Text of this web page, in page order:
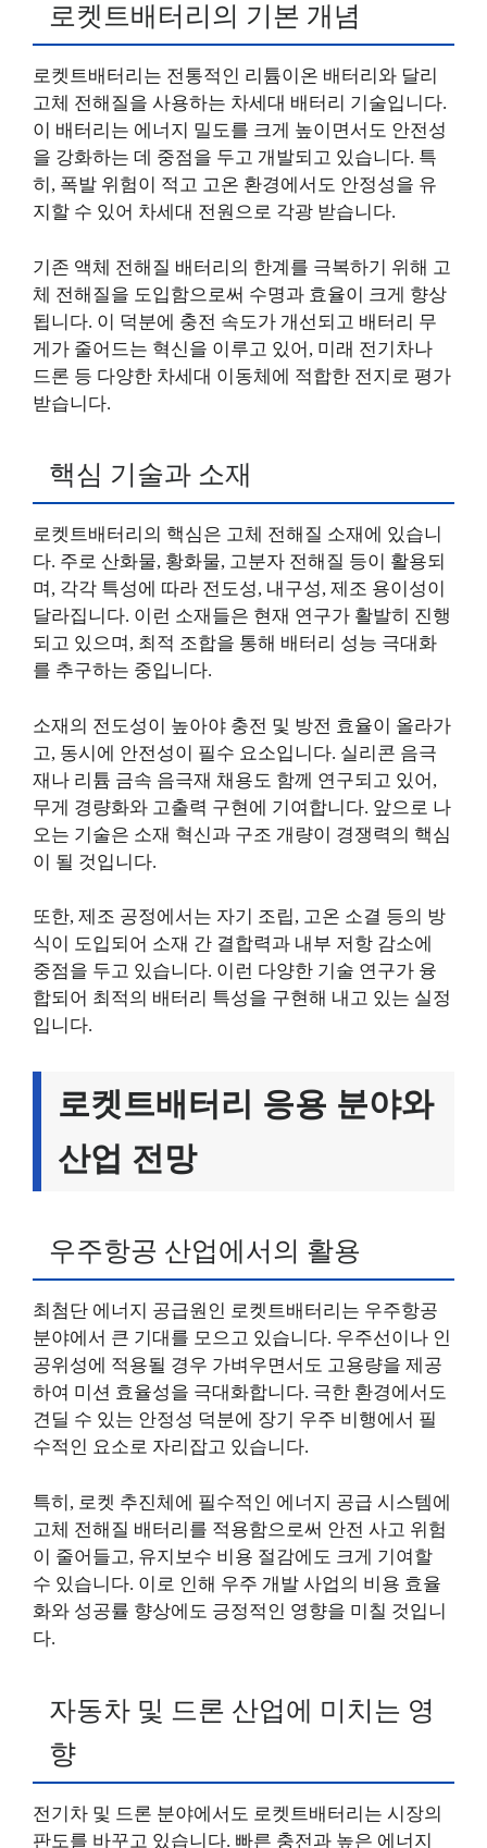
로켓트배터리의 기본 개념
로켓트배터리는 전통적인 리튬이온 배터리와 달리
고체 전해질을 사용하는 차세대 배터리 기술입니다.
이 배터리는 에너지 밀도를 크게 높이면서도 안전성
을 강화하는 데 중점을 두고 개발되고 있습니다. 특
히, 폭발 위험이 적고 고온 환경에서도 안정성을 유
지할 수 있어 차세대 전원으로 각광 받습니다.
기존 액체 전해질 배터리의 한계를 극복하기 위해 고
체 전해질을 도입함으로써 수명과 효율이 크게 향상
됩니다. 이 덕분에 충전 속도가 개선되고 배터리 무
게가 줄어드는 혁신을 이루고 있어, 미래 전기차나
드론 등 다양한 차세대 이동체에 적합한 전지로 평가
받습니다.
핵심 기술과 소재
로켓트배터리의 핵심은 고체 전해질 소재에 있습니
다. 주로 산화물, 황화물, 고분자 전해질 등이 활용되
며, 각각 특성에 따라 전도성, 내구성, 제조 용이성이
달라집니다. 이런 소재들은 현재 연구가 활발히 진행
되고 있으며, 최적 조합을 통해 배터리 성능 극대화
를 추구하는 중입니다.
소재의 전도성이 높아야 충전 및 방전 효율이 올라가
고, 동시에 안전성이 필수 요소입니다. 실리콘 음극
재나 리튬 금속 음극재 채용도 함께 연구되고 있어,
무게 경량화와 고출력 구현에 기여합니다. 앞으로 나
오는 기술은 소재 혁신과 구조 개량이 경쟁력의 핵심
이 될 것입니다.
또한, 제조 공정에서는 자기 조립, 고온 소결 등의 방
식이 도입되어 소재 간 결합력과 내부 저항 감소에
중점을 두고 있습니다. 이런 다양한 기술 연구가 융
합되어 최적의 배터리 특성을 구현해 내고 있는 실정
입니다.
로켓트배터리 응용 분야와
산업 전망
우주항공 산업에서의 활용
최첨단 에너지 공급원인 로켓트배터리는 우주항공
분야에서 큰 기대를 모으고 있습니다. 우주선이나 인
공위성에 적용될 경우 가벼우면서도 고용량을 제공
하여 미션 효율성을 극대화합니다. 극한 환경에서도
견딜 수 있는 안정성 덕분에 장기 우주 비행에서 필
수적인 요소로 자리잡고 있습니다.
특히, 로켓 추진체에 필수적인 에너지 공급 시스템에
고체 전해질 배터리를 적용함으로써 안전 사고 위험
이 줄어들고, 유지보수 비용 절감에도 크게 기여할
수 있습니다. 이로 인해 우주 개발 사업의 비용 효율
화와 성공률 향상에도 긍정적인 영향을 미칠 것입니
다.
자동차 및 드론 산업에 미치는 영
향
전기차 및 드론 분야에서도 로켓트배터리는 시장의
판도를 바꾸고 있습니다. 빠른 충전과 높은 에너지